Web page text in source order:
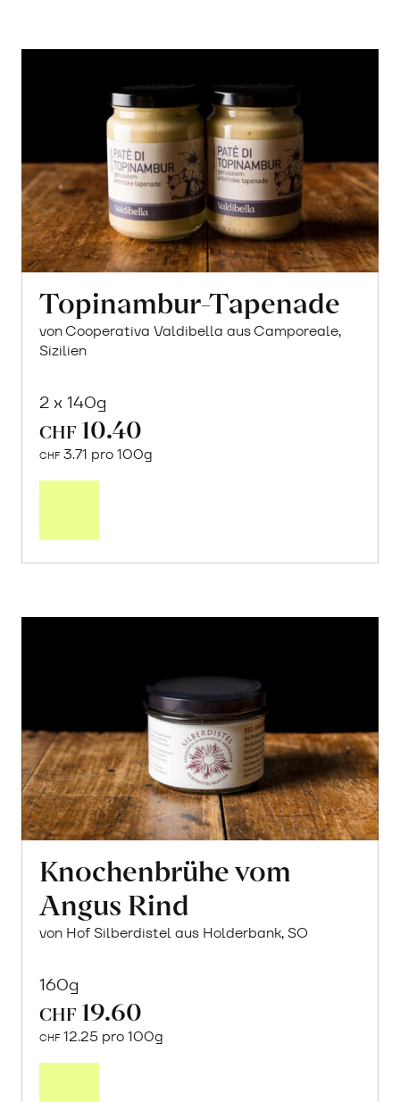
Topinambur-Tapenade
von Cooperativa Valdibella aus Camporeale,
Sizilien
2 x 140g
CHF 10.40
CHF 3.71 pro 100g
Knochenbrühe vom
Angus Rind
von Hof Silberdistel aus Holderbank, SO
160g
CHF 19.60
CHF 12.25 pro 100g